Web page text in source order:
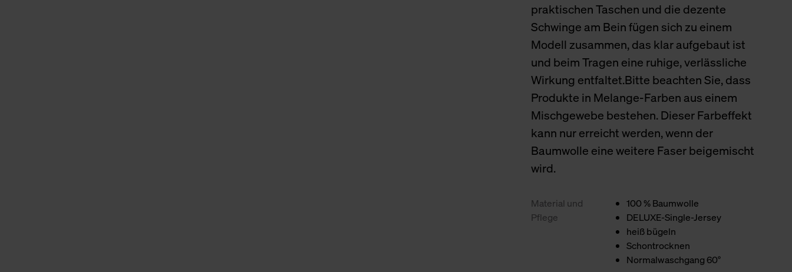
praktischen Taschen und die dezente
Schwinge am Bein fügen sich zu einem
Modell zusammen, das klar aufgebaut ist
und beim Tragen eine ruhige, verlässliche
Wirkung entfaltet.Bitte beachten Sie, dass
Produkte in Melange-Farben aus einem
Mischgewebe bestehen. Dieser Farbeffekt
kann nur erreicht werden, wenn der
Baumwolle eine weitere Faser beigemischt
wird.
Material und
Pflege
100 % Baumwolle
DELUXE-Single-Jersey
heiß bügeln
Schontrocknen
Normalwaschgang 60°